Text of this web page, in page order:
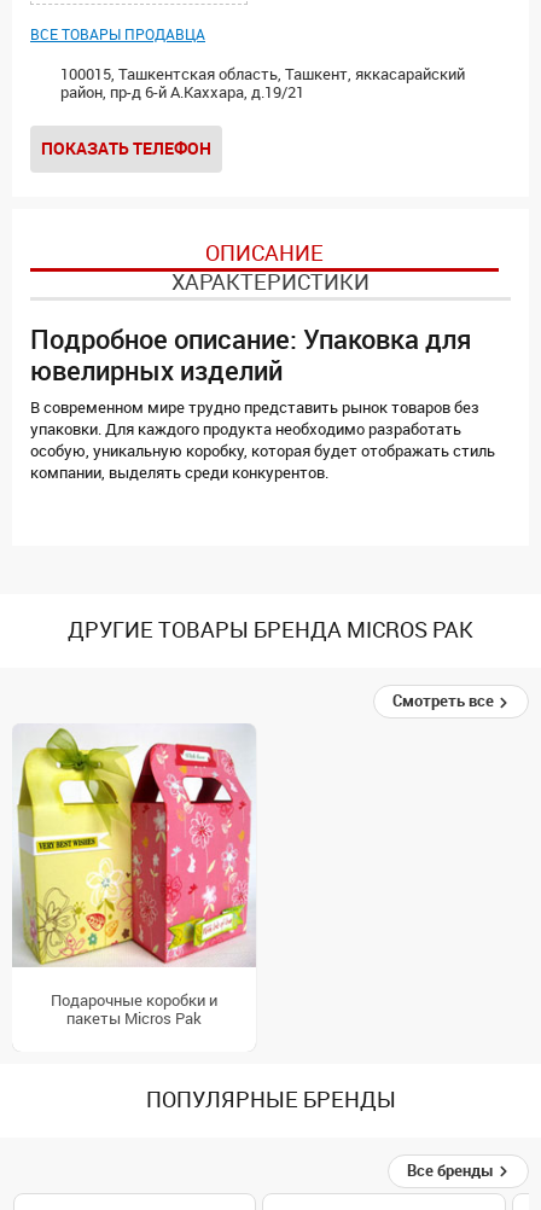
ВСЕ ТОВАРЫ ПРОДАВЦА
100015, Ташкентская область, Ташкент, яккасарайский
район, пр-д 6-й А.Каххара, д.19/21
ПОКАЗАТЬ ТЕЛЕФОН
ОПИСАНИЕ
ХАРАКТЕРИСТИКИ
Подробное описание: Упаковка для
ювелирных изделий
В современном мире трудно представить рынок товаров без
упаковки. Для каждого продукта необходимо разработать
особую, уникальную коробку, которая будет отображать стиль
компании, выделять среди конкурентов.
ДРУГИЕ ТОВАРЫ БРЕНДА MICROS PAK
Смотреть все
Подарочные коробки и
пакеты Micros Pak
ПОПУЛЯРНЫЕ БРЕНДЫ
Все бренды